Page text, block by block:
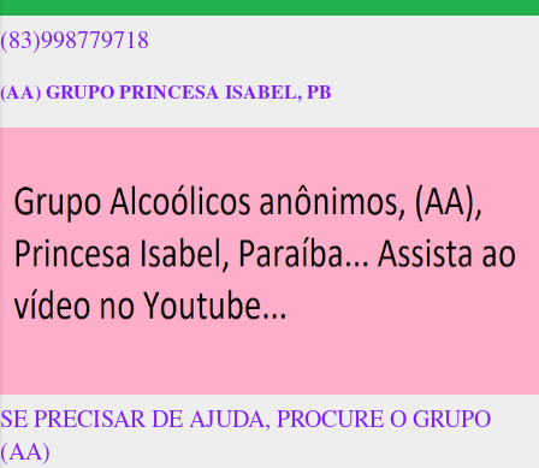
(83)998779718
(AA) GRUPO PRINCESA ISABEL, PB
SE PRECISAR DE AJUDA, PROCURE O GRUPO
(AA)